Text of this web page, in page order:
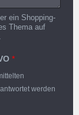
ein Shopping-
Thema auf
*
werden